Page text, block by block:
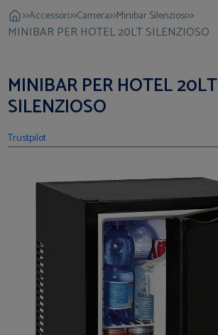
>>Accessori>>Camera>>Minibar Silenziosi>>
MINIBAR PER HOTEL 20LT SILENZIOSO
MINIBAR PER HOTEL 20LT
SILENZIOSO
Trustpilot